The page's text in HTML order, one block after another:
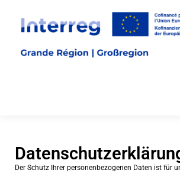
Der Schutz Ihrer personenbezogenen Daten ist für